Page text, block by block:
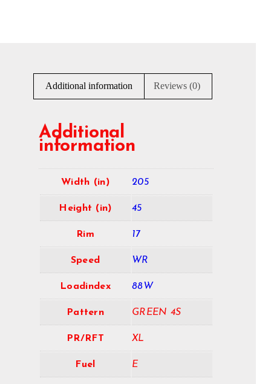
Additional information Reviews (0)
Additional
information
Width (in) 205
Height (in) 45
Rim 17
Speed WR
Loadindex 88W
Pattern GREEN 4S
PR/RFT XL
Fuel E